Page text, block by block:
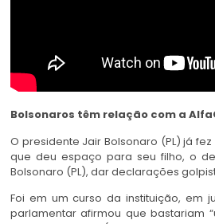
Bolsonaros têm relação com a
O presidente Jair Bolsonaro (PL) já
que deu espaço para seu filho, o
Bolsonaro (PL), dar declarações
Foi em um curso da instituição, em
parlamentar afirmou que bastariam